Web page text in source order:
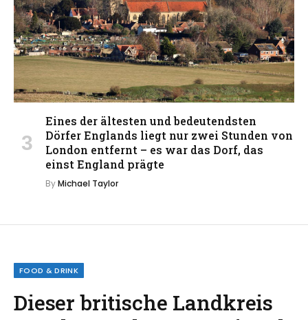
Eines der ältesten und bedeutendsten
Dörfer Englands liegt nur zwei Stunden von
London entfernt – es war das Dorf, das
einst England prägte
ByMichael Taylor
FOOD & DRINK
Dieser britische Landkreis